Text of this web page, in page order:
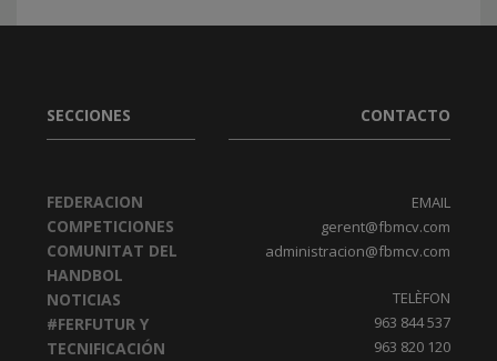
SECCIONES
FEDERACION
COMPETICIONES
COMUNITAT DEL
HANDBOL
NOTICIAS
#FERFUTUR Y
TECNIFICACIÓN
CONTACTO
EMAIL
gerent@fbmcv.com
administracion@fbmcv.com
TELÈFON
963 844 537
963 820 120